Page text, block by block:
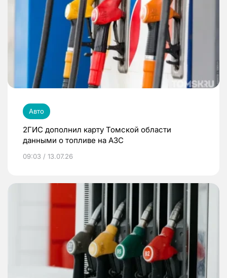
Авто
2ГИС дополнил карту Томской области
данными о топливе на АЗС
09:03 / 13.07.26